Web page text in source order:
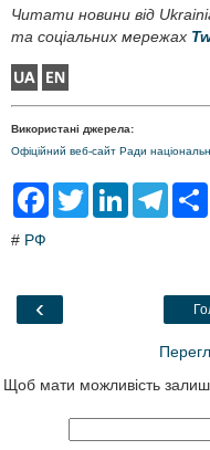
Читати новини від
та соціальних мережах
Використані джерела:
Офіційний веб-сайт Ради
F
o
T
L
T
a
# РФ
‹
Щоб мати можливість